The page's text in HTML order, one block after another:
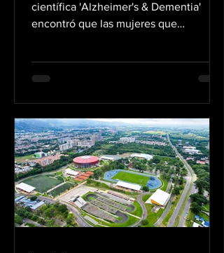
científica 'Alzheimer's & Dementia'
encontró que las mujeres que
tuvieron una menor probabilidad de
vejez. La investigación fue liderada por
científicos de las universidades de
Nueva York (NYU) y Columbia. Para
llegar a esta conclusión, los
investigadores analizaron los datos de
5.116 mujeres que participaron en el
'New York University Women's H